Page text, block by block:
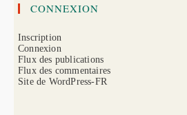
CONNEXION
Inscription
Connexion
Flux des publications
Flux des commentaires
Site de WordPress-FR